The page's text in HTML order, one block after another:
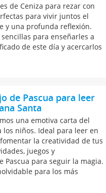
de Ceniza para rezar con
para vivir juntos el
y una profunda reflexión.
para enseñarles a
de este día y acercarlos
de Pascua para leer
Santa
una emotiva carta del
los niños. Ideal para leer en
la creatividad de tus
juegos y
Pascua para seguir la magia.
para los más